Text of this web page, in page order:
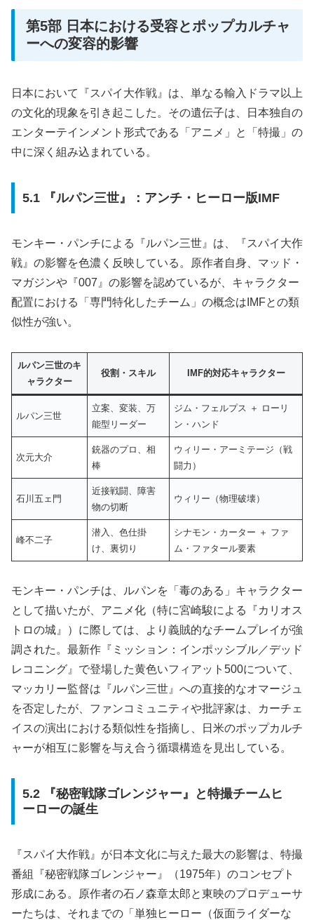
第5部 日本における受容とポップカルチャ
ーへの変容的影響
日本において『スパイ大作戦』は、単なる輸入ドラマ以上
の文化的現象を引き起こした。その遺伝子は、日本独自の
エンターテインメント形式である「アニメ」と「特撮」の
中に深く組み込まれている。
5.1 『ルパン三世』：アンチ・ヒーロー版IMF
モンキー・パンチによる『ルパン三世』は、『スパイ大作
戦』の影響を色濃く反映している。原作者自身、マッド・
マガジンや『007』の影響を認めているが、キャラクター
配置における「専門特化したチーム」の概念はIMFとの類
似性が強い。
ルパン三世のキ
ャラクター
役割・スキル IMF的対応キャラクター
ルパン三世
立案、変装、万
能型リーダー
ジム・フェルプス ＋ ローリ
ン・ハンド
次元大介
銃器のプロ、相
棒
ウィリー・アーミテージ（戦
闘力）
石川五ェ門
近接戦闘、障害
物の切断
ウィリー（物理破壊）
峰不二子
潜入、色仕掛
け、裏切り
シナモン・カーター ＋ ファ
ム・ファタール要素
モンキー・パンチは、ルパンを「毒のある」キャラクター
として描いたが、アニメ化（特に宮崎駿による『カリオス
トロの城』）に際しては、より義賊的なチームプレイが強
調された。最新作『ミッション：インポッシブル／デッド
レコニング』で登場した黄色いフィアット500について、
マッカリー監督は『ルパン三世』への直接的なオマージュ
を否定したが、ファンコミュニティや批評家は、カーチェ
イスの演出における類似性を指摘し、日米のポップカルチ
ャーが相互に影響を与え合う循環構造を見出している。
5.2 『秘密戦隊ゴレンジャー』と特撮チームヒ
ーローの誕生
『スパイ大作戦』が日本文化に与えた最大の影響は、特撮
番組『秘密戦隊ゴレンジャー』（1975年）のコンセプト
形成にある。原作者の石ノ森章太郎と東映のプロデューサ
ーたちは、それまでの「単独ヒーロー（仮面ライダーな